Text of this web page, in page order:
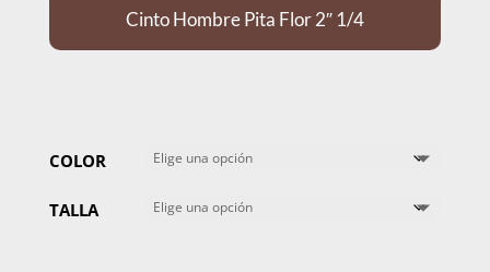
Cinto Hombre Pita Flor 2″ 1/4
COLOR
TALLA